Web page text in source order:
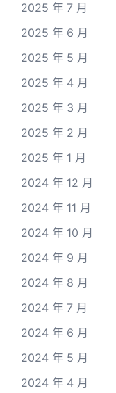
2025 年 7 月
2025 年 6 月
2025 年 5 月
2025 年 4 月
2025 年 3 月
2025 年 2 月
2025 年 1 月
2024 年 12 月
2024 年 11 月
2024 年 10 月
2024 年 9 月
2024 年 8 月
2024 年 7 月
2024 年 6 月
2024 年 5 月
2024 年 4 月